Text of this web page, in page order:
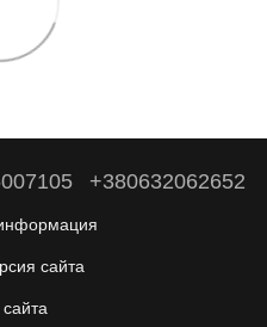
+380632062652
сайта